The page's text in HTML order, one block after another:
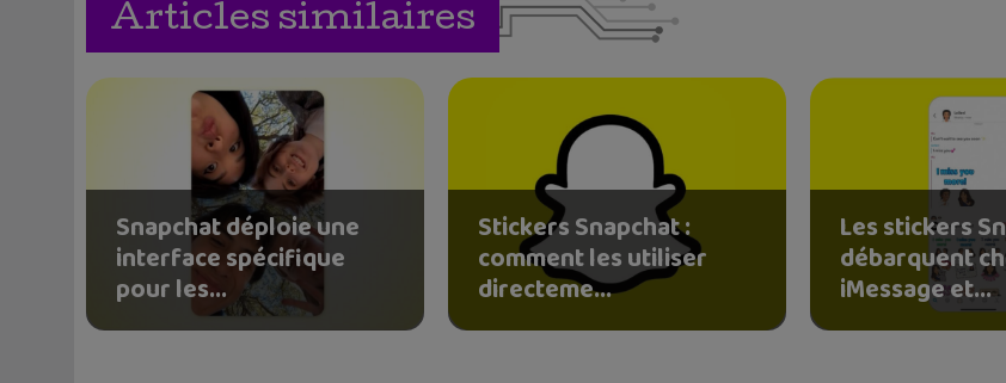
Articles similaires
Snapchat déploie une
interface spécifique
pour les...
Stickers Snapchat :
comment les utiliser
directeme...
Les stickers
débarquent
iMessage et...